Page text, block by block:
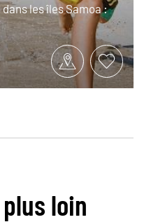
les îles Samoa :
loin